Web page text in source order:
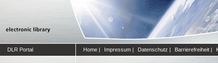
DLR Portal Home | Impressum | Datenschutz | Barrierefreiheit |